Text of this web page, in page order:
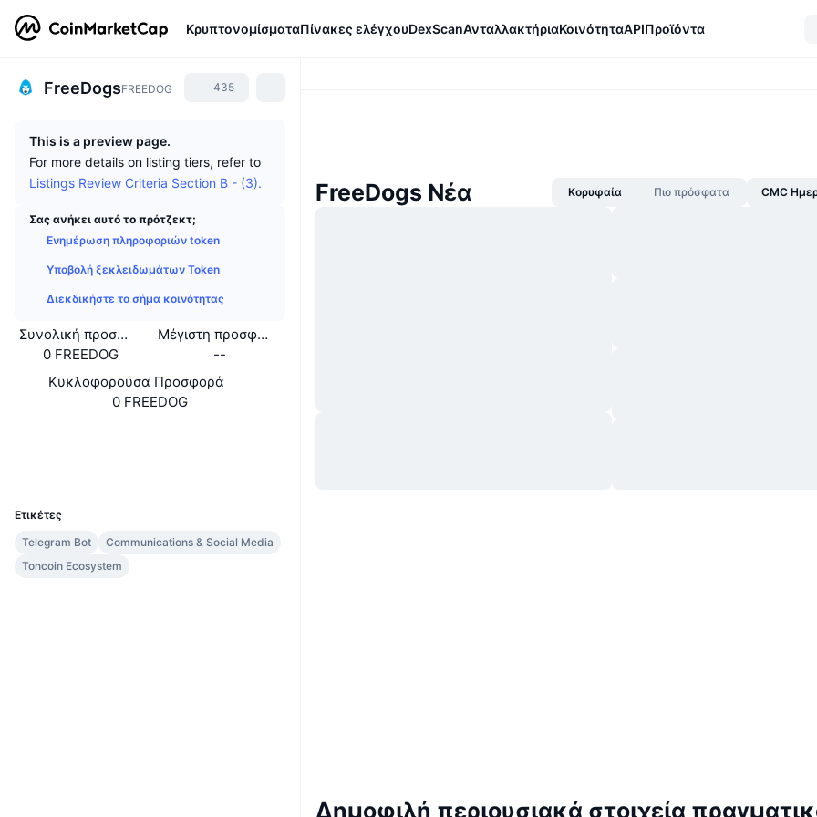
ΚρυπτονομίσματαΠίνακες ελέγχουDexScanΑνταλλακτήριαΚοινότηταAPIΠροϊόντα
FreeDogsFREEDOG 435
This is a preview page.
For more details on listing tiers, refer to
Listings Review Criteria Section B - (3).
Σας ανήκει αυτό το πρότζεκτ;
Ενημέρωση πληροφοριών token
Υποβολή ξεκλειδωμάτων Token
Διεκδικήστε το σήμα κοινότητας
Συνολική προσφορά
0 FREEDOG
Μέγιστη προσφορά
--
Κυκλοφορούσα Προσφορά
0 FREEDOG
Ετικέτες
Telegram Bot
Communications & Social Media
Toncoin Ecosystem
FreeDogs Νέα Κορυφαία Πιο πρόσφατα CMC
Δημοφιλή περιουσιακά στοιχεία